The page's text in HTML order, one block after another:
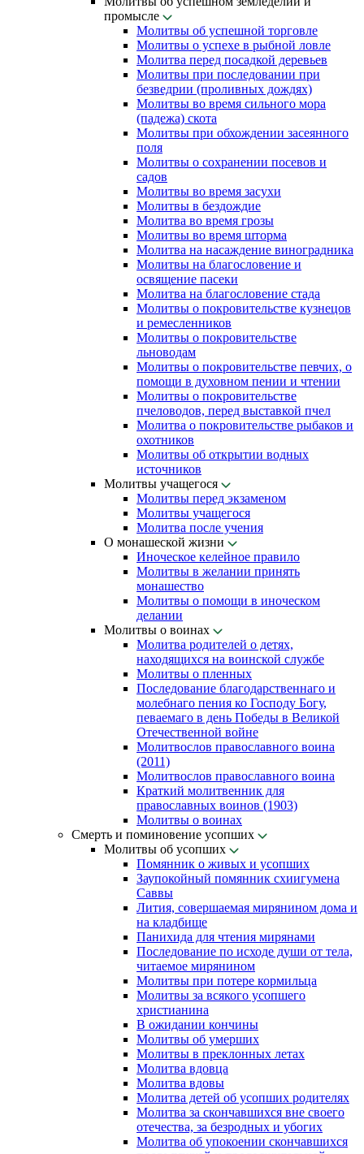
промысле
Молитвы об успешной торговле
Молитвы о успехе в рыбной ловле
Молитва перед посадкой деревьев
Молитвы при последовании при
безведрии (проливных дождях)
Молитвы во время сильного мора
(падежа) скота
Молитвы при обхождении засеянного
поля
Молитвы о сохранении посевов и
садов
Молитвы во время засухи
Молитвы в бездождие
Молитва во время грозы
Молитвы во время шторма
Молитва на насаждение виноградника
Молитвы на благословение и
освящение пасеки
Молитва на благословение стада
Молитвы о покровительстве кузнецов
и ремесленников
Молитвы о покровительстве
льноводам
Молитвы о покровительстве певчих, о
помощи в духовном пении и чтении
Молитвы о покровительстве
пчеловодов, перед выставкой пчел
Молитва о покровительстве рыбаков и
охотников
Молитвы об открытии водных
источников
Молитвы учащегося
Молитвы перед экзаменом
Молитвы учащегося
Молитва после учения
О монашеской жизни
Иноческое келейное правило
Молитвы в желании принять
монашество
Молитвы о помощи в иноческом
делании
Молитвы о воинах
Молитва родителей о детях,
находящихся на воинской службе
Молитвы о пленных
Последование благодарственнаго и
молебнаго пения ко Господу Богу,
певаемаго в день Победы в Великой
Отечественной войне
Молитвослов православного воина
(2011)
Молитвослов православного воина
Краткий молитвенник для
православных воинов (1903)
Молитвы о воинах
Смерть и поминовение усопших
Молитвы об усопших
Помянник о живых и усопших
Заупокойный помянник схиигумена
Саввы
Лития, совершаемая мирянином дома и
на кладбище
Панихида для чтения мирянами
Последование по исходе души от тела,
читаемое мирянином
Молитвы при потере кормильца
Молитвы за всякого усопшего
христианина
В ожидании кончины
Молитвы об умерших
Молитвы в преклонных летах
Молитва вдовца
Молитва вдовы
Молитва детей об усопших родителях
Молитва за скончавшихся вне своего
отечества, за безродных и убогих
Молитва об упокоении скончавшихся